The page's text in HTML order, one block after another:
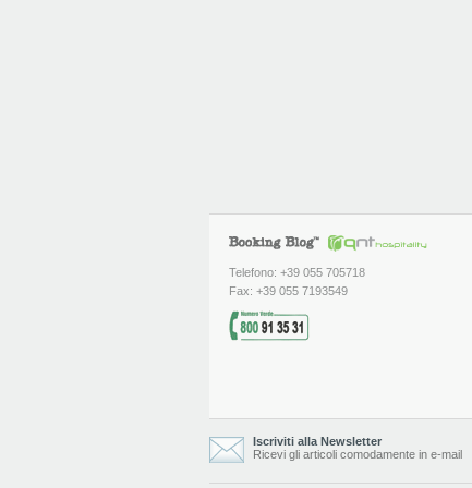
Telefono: +39 055 705718
Fax: +39 055 7193549
Iscriviti alla Newsletter
Ricevi gli articoli comodamente in e-mail